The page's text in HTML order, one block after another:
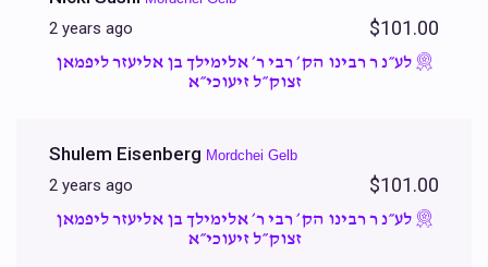
סעודות החתונה הדרכה לחתן
Sold
2 years ago $101.00
לע״נ ר רבינו הק׳ רבי ר׳ אלימילך בן אליעזר ליפמאן
זצוק״ל זיעוכי״א
Shulem Eisenberg Mordchei Gelb
2 years ago $101.00
לע״נ ר רבינו הק׳ רבי ר׳ אלימילך בן אליעזר ליפמאן
זצוק״ל זיעוכי״א